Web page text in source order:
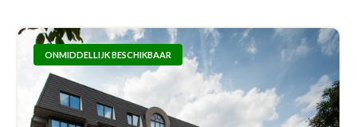
ONMIDDELLIJK BESCHIKBAAR